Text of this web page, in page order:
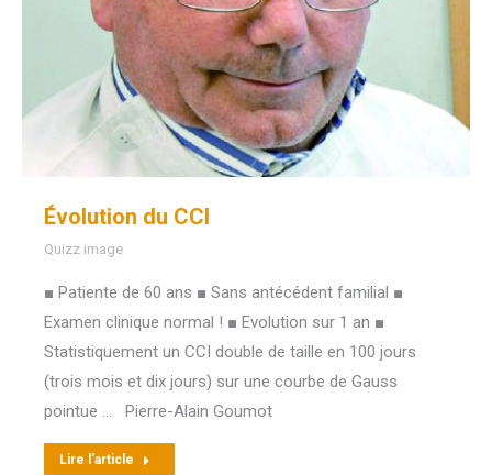
Évolution du CCI
Quizz image
■ Patiente de 60 ans ■ Sans antécédent familial ■
Examen clinique normal ! ■ Evolution sur 1 an ■
Statistiquement un CCI double de taille en 100 jours
(trois mois et dix jours) sur une courbe de Gauss
pointue … Pierre-Alain Goumot
Lire l'article